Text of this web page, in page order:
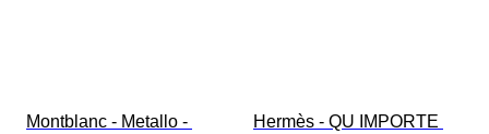
Montblanc - Metallo -
Hermès - QU IMPORTE